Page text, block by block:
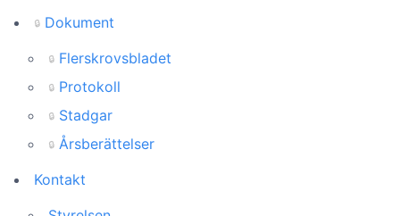
🔒 Dokument
🔒 Flerskrovsbladet
🔒 Protokoll
🔒 Stadgar
🔒 Årsberättelser
Kontakt